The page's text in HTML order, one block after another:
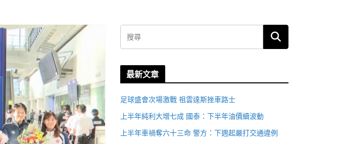
最新文章
足球盛會次場激戰 祖雲達斯挫車路士
上半年純利大增七成 國泰：下半年油價續波動
上半年車禍奪六十三命 警方：下週起嚴打交通違例